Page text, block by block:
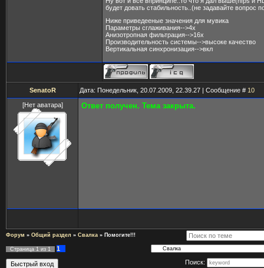
будет довать стабильность..(не задавайте вопрос
Ниже приведееные значения для мувика
Параметры сглаживания-->4х
Анизотропная фильтрация-->16х
Производительность системы-->высоке качество
Вертикальная синхронизация-->вкл
SenatoR Дата: Понедельник, 20.07.2009, 22.39.27 | Сообщение # 10
[Нет аватара] Ответ получен. Тема закрыта.
Форум » Общий раздел » Свалка » Помогите!!!
Страница 1 из 1
1
Поиск: